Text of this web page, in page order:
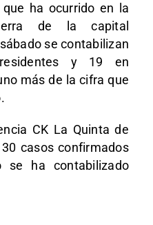
ha ocurrido en la
de la capital
se contabilizan
y 19 en
más de la cifra que
CK La Quinta de
casos confirmados
ha contabilizado